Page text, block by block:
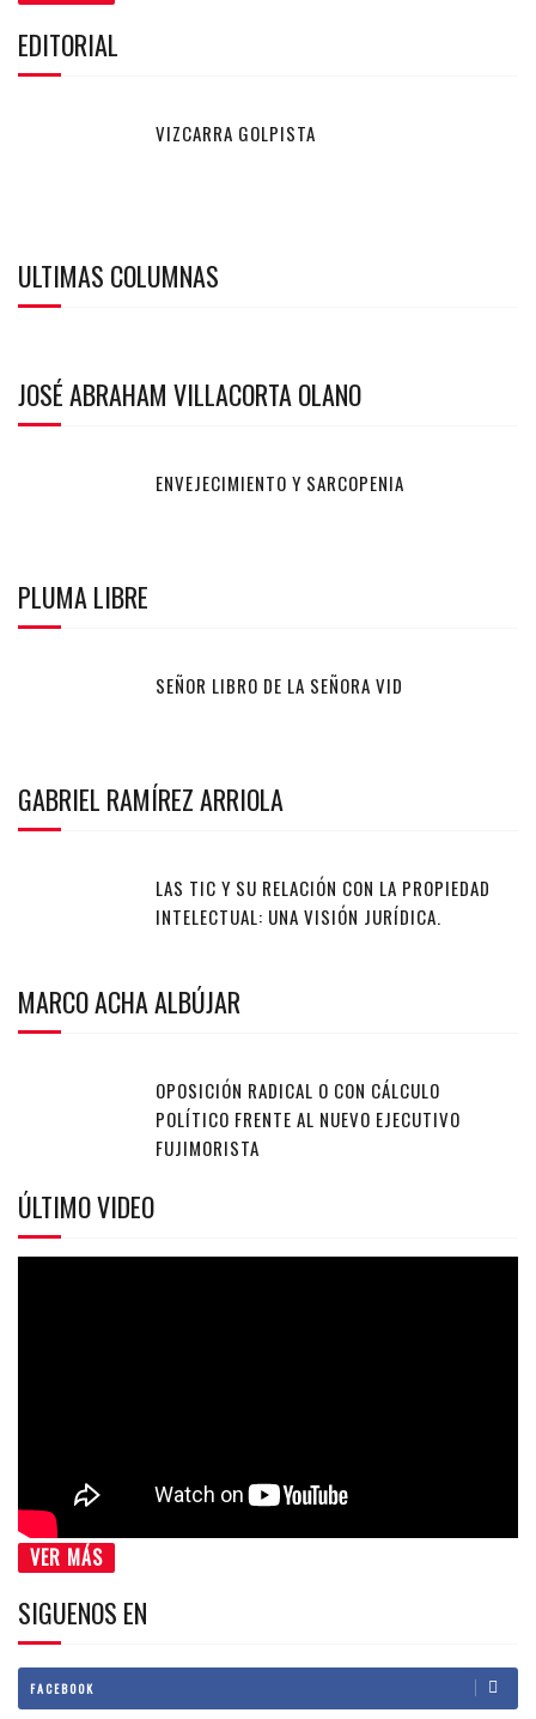
EDITORIAL
VIZCARRA GOLPISTA
ULTIMAS COLUMNAS
JOSÉ ABRAHAM VILLACORTA OLANO
ENVEJECIMIENTO Y SARCOPENIA
PLUMA LIBRE
SEÑOR LIBRO DE LA SEÑORA VID
GABRIEL RAMÍREZ ARRIOLA
LAS TIC Y SU RELACIÓN CON LA PROPIEDAD
INTELECTUAL: UNA VISIÓN JURÍDICA.
MARCO ACHA ALBÚJAR
OPOSICIÓN RADICAL O CON CÁLCULO
POLÍTICO FRENTE AL NUEVO EJECUTIVO
FUJIMORISTA
ÚLTIMO VIDEO
VER MÁS
SIGUENOS EN
FACEBOOK